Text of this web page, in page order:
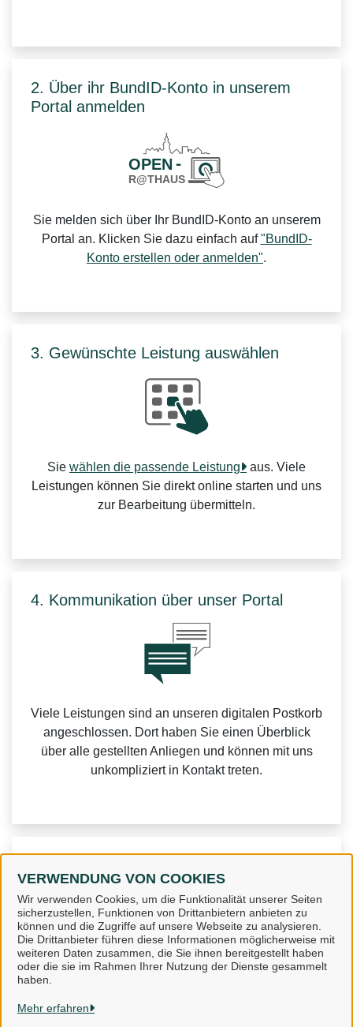
VERWENDUNG VON COOKIES
Wir verwenden Cookies, um die Funktionalität unserer Seiten
sicherzustellen, Funktionen von Drittanbietern anbieten zu
können und die Zugriffe auf unsere Webseite zu analysieren.
Die Drittanbieter führen diese Informationen möglicherweise mit
weiteren Daten zusammen, die Sie ihnen bereitgestellt haben
oder die sie im Rahmen Ihrer Nutzung der Dienste gesammelt
haben.
Mehr erfahren
2. Über ihr BundID-Konto in unserem
Portal anmelden
Sie melden sich über Ihr BundID-Konto an unserem
Portal an. Klicken Sie dazu einfach auf"BundID-
Konto erstellen oder anmelden".
3. Gewünschte Leistung auswählen
Sie wählen die passende Leistung
aus. Viele
Leistungen können Sie direkt online starten und uns
zur Bearbeitung übermitteln.
4. Kommunikation über unser Portal
Viele Leistungen sind an unseren digitalen Postkorb
angeschlossen. Dort haben Sie einen Überblick
über alle gestellten Anliegen und können mit uns
unkompliziert in Kontakt treten.
FAQ-Seite des Bundes.
Landkreis Osnabrück
Alle Rechte vorbehalten